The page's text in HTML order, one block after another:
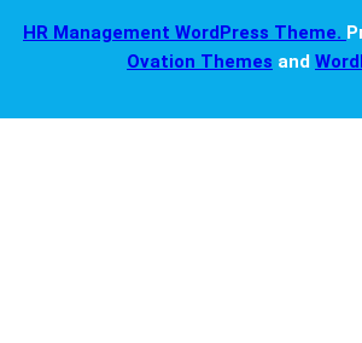
HR Management WordPress Theme.
Ovation Themes and